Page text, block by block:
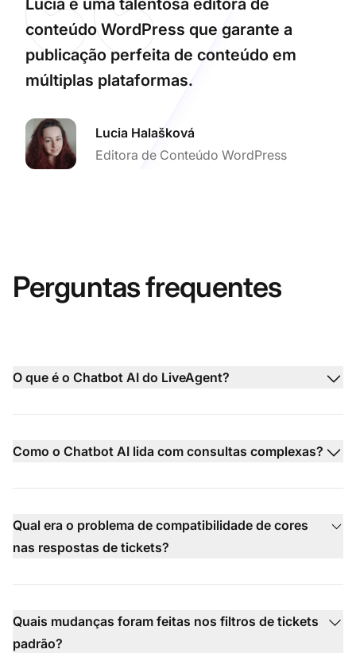
Lucia é uma talentosa editora de
conteúdo WordPress que garante a
publicação perfeita de conteúdo em
múltiplas plataformas.
Lucia Halašková
Editora de Conteúdo WordPress
Perguntas frequentes
O que é o Chatbot AI do LiveAgent?
Como o Chatbot AI lida com consultas complexas?
Qual era o problema de compatibilidade de cores
nas respostas de tickets?
Quais mudanças foram feitas nos filtros de tickets
padrão?